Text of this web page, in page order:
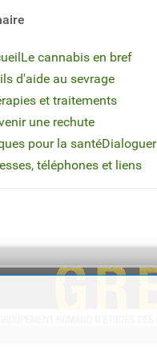
Le cannabis en bref
d'aide au sevrage
et traitements
une rechute
pour la santéDialoguer
téléphones et liens